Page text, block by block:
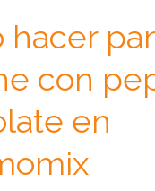
hacer
con
en